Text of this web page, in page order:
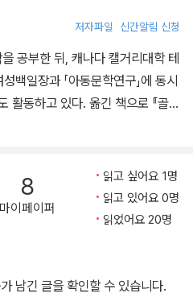
저자파일 신간알림 신청
공부한 뒤, 캐나다 캘거리대학 테
백일장과 「아동문학연구」에 동시
활동하고 있다. 옮긴 책으로 『골목
8
마이페이퍼
읽고 싶어요 1명
읽고 있어요 0명
읽었어요 20명
남긴 글을 확인할 수 있습니다.